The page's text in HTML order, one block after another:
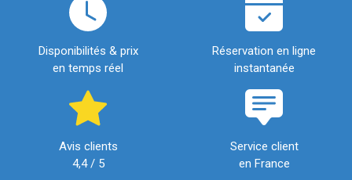
Disponibilités & prix
en temps réel
Réservation en ligne
instantanée
Avis clients
4,4 / 5
Service client
en France